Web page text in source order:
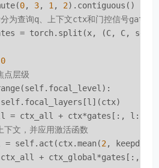
0, 3, 1 , 2).contiguous()
为查询q、上下文ctx和门控信号gates
= torch.split(x, (C, C,
0
点层级
= ctx_all + ctx*gates[:, l:l+
文，并应用激活函数
= self.act(ctx.mean(
2 , keepdim=
+